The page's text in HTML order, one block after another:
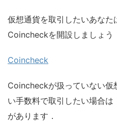
仮想通貨を取引したいあな
Coincheckを開設しましょう
Coincheck
Coincheckが扱っていない仮
い手数料で取引したい場合
があります．